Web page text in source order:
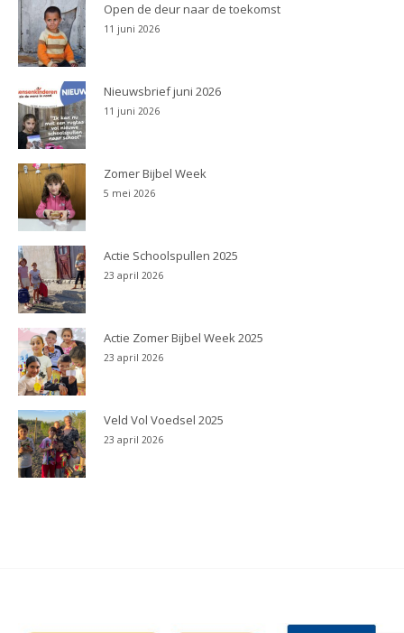
Open de deur naar de toekomst
11 juni 2026
Nieuwsbrief juni 2026
11 juni 2026
Zomer Bijbel Week
5 mei 2026
Actie Schoolspullen 2025
23 april 2026
Actie Zomer Bijbel Week 2025
23 april 2026
Veld Vol Voedsel 2025
23 april 2026